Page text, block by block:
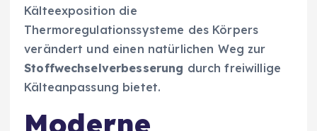
Kälteexposition die
Thermoregulationssysteme des Körpers
verändert und einen natürlichen Weg zur
Stoffwechselverbesserung durch freiwillige
Kälteanpassung bietet.